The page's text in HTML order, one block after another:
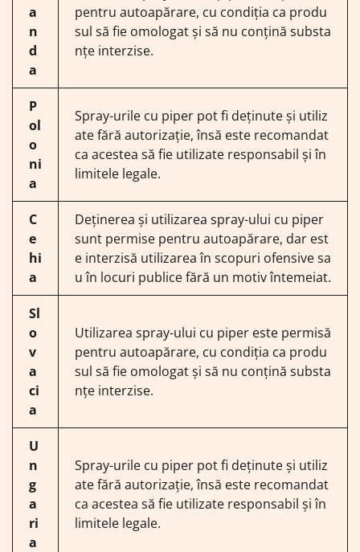
a
n
d
a
pentru autoapărare, cu condiția ca produ
sul să fie omologat și să nu conțină substa
nțe interzise.
P
ol
o
ni
a
Spray-urile cu piper pot fi deținute și utiliz
ate fără autorizație, însă este recomandat
ca acestea să fie utilizate responsabil și în
limitele legale.
C
e
hi
a
Deținerea și utilizarea spray-ului cu piper
sunt permise pentru autoapărare, dar est
e interzisă utilizarea în scopuri ofensive sa
u în locuri publice fără un motiv întemeiat.
Sl
o
v
a
ci
a
Utilizarea spray-ului cu piper este permisă
pentru autoapărare, cu condiția ca produ
sul să fie omologat și să nu conțină substa
nțe interzise.
U
n
g
a
ri
a
Spray-urile cu piper pot fi deținute și utiliz
ate fără autorizație, însă este recomandat
ca acestea să fie utilizate responsabil și în
limitele legale.